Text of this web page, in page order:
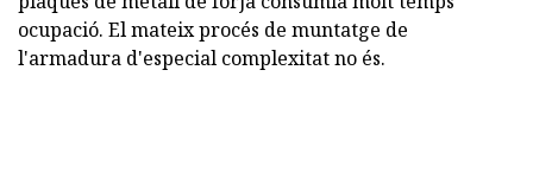
ocupació. El mateix procés de muntatge de
l'armadura d'especial complexitat no és.